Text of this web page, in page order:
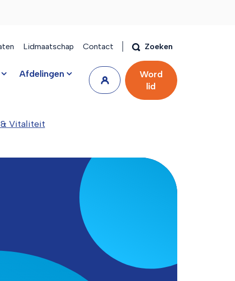
Lidmaatschap Contact Zoeken
Afdelingen
Word
lid
& Vitaliteit